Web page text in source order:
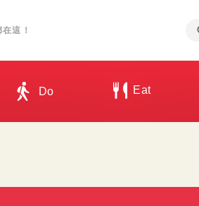
這！
Do Eat